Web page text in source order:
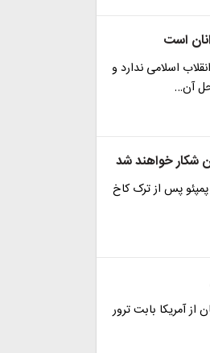
است
اسلامی ندارد و
آن…
شکار خواهند شد
پس از ترک کاخ
از آمریکا بابت ترور